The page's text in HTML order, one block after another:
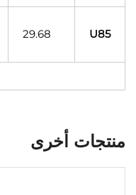
U85
29.68
منتجات أخرى